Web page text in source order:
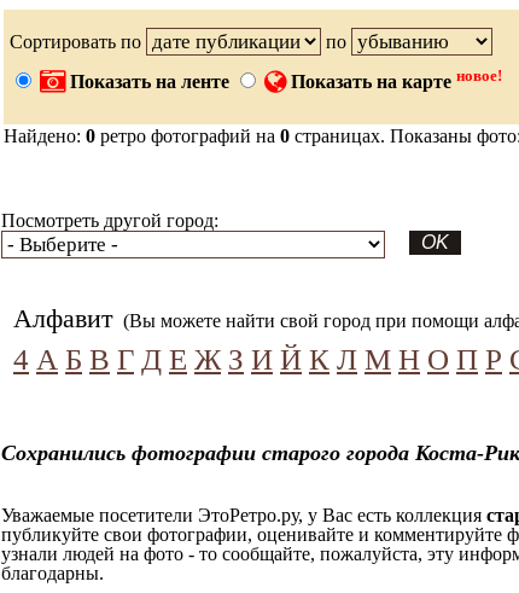
Сортировать по
по
Показать на ленте
Показать на карте новое!
Найдено: 0 ретро фотографий на 0 страницах. Показаны
Посмотреть другой город:
Алфавит (Вы можете найти свой город при помощи
4 А Б В Г Д Е Ж З И Й К Л М Н О П Р
Сохранились фотографии старого города Коста-
Уважаемые посетители ЭтоРетро.ру, у Вас есть коллекция
публикуйте свои фотографии, оценивайте и комментируйте
узнали людей на фото - то сообщайте, пожалуйста, эту
благодарны.